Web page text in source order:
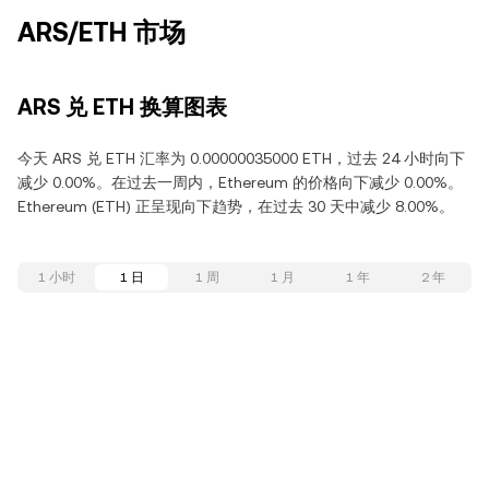
ARS/ETH 市场
ARS 兑 ETH 换算图表
今天 ARS 兑 ETH 汇率为 0.00000035000 ETH，过去 24 小时向下
减少 0.00%。在过去一周内，Ethereum 的价格向下减少 0.00%。
Ethereum (ETH) 正呈现向下趋势，在过去 30 天中减少 8.00%。
1 小时 1 日 1 周 1 月 1 年 2 年